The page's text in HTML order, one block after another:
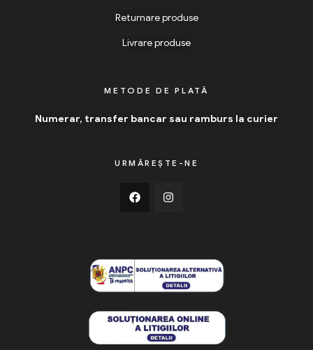
Returnare produse
Livrare produse
METODE DE PLATĂ
Numerar, transfer bancar sau ramburs la curier
URMĂREȘTE-NE